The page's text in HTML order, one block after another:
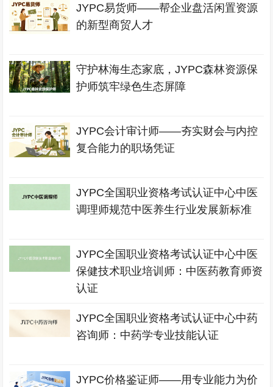
JYPC易货师——帮企业盘活闲置资源
的新型商贸人才
守护林海生态家底，JYPC森林资源保
护师筑牢绿色生态屏障
JYPC会计审计师——夯实财会与内控
复合能力的职场凭证
JYPC全国职业资格考试认证中心中医
调理师规范中医养生行业发展新标准
JYPC全国职业资格考试认证中心中医
保健技术职业培训师：中医药教育师资
认证
JYPC全国职业资格考试认证中心中药
咨询师：中药学专业技能认证
JYPC价格鉴证师——用专业能力为价